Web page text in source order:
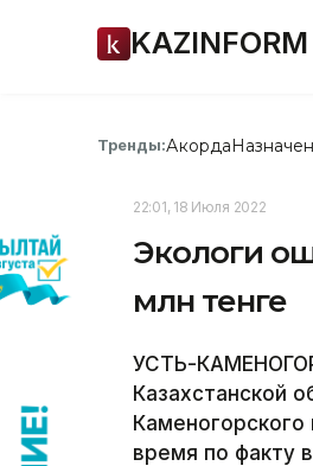
KAZINFORM
Тренды:Акорда
22:01, 18 Июля 2022
Экологи
млн тенге
УСТЬ-
Казахстанской
время по факту